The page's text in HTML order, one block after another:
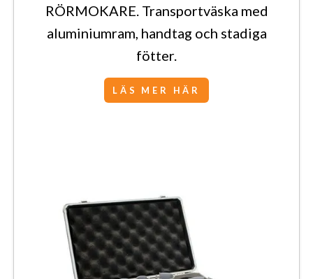
RÖRMOKARE. Transportväska med
aluminiumram, handtag och stadiga
fötter.
LÄS MER HÄR